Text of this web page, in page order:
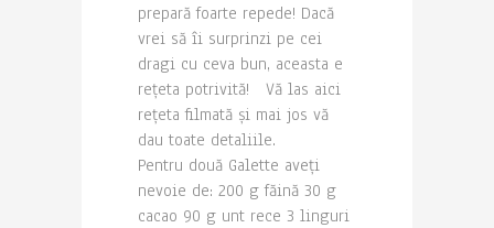
prepară foarte repede! Dacă
vrei să îi surprinzi pe cei
dragi cu ceva bun, aceasta e
rețeta potrivită! Vă las aici
rețeta filmată și mai jos vă
dau toate detaliile.
Pentru două Galette aveți
nevoie de: 200 g făină 30 g
cacao 90 g unt rece 3 linguri